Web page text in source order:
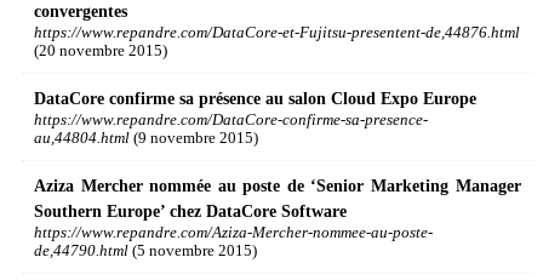
convergentes
https://www.repandre.com/DataCore-et-Fujitsu-presentent-de,44876.html
(20 novembre 2015)
DataCore confirme sa présence au salon Cloud Expo Europe
https://www.repandre.com/DataCore-confirme-sa-presence-
au,44804.html (9 novembre 2015)
Aziza Mercher nommée au poste de ‘Senior Marketing Manager
Southern Europe’ chez DataCore Software
https://www.repandre.com/Aziza-Mercher-nommee-au-poste-
de,44790.html (5 novembre 2015)